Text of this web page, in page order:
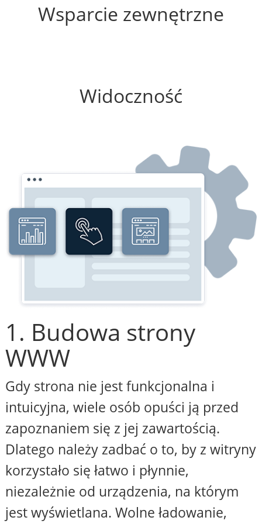
Wsparcie zewnętrzne
Widoczność
1. Budowa strony
WWW
Gdy strona nie jest funkcjonalna i
intuicyjna, wiele osób opuści ją przed
zapoznaniem się z jej zawartością.
Dlatego należy zadbać o to, by z witryny
korzystało się łatwo i płynnie,
niezależnie od urządzenia, na którym
jest wyświetlana. Wolne ładowanie,